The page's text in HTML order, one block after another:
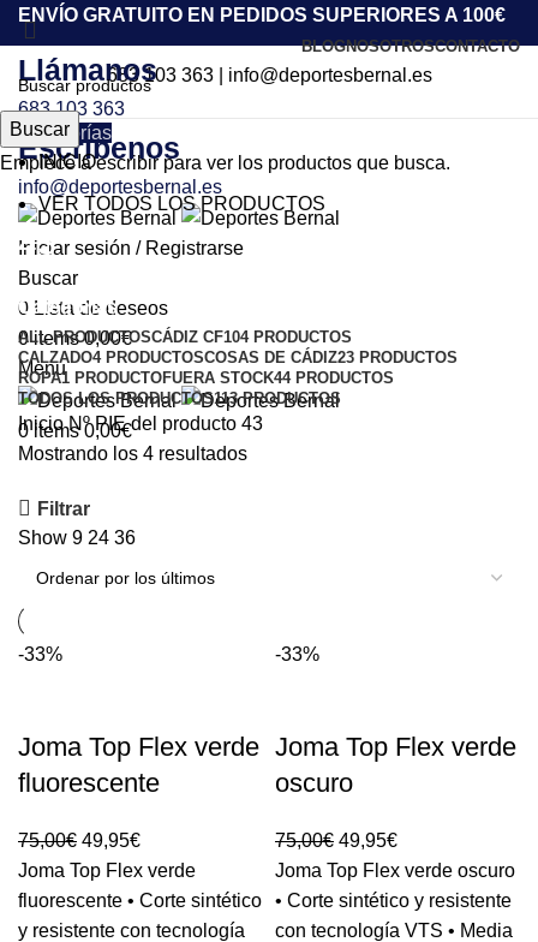
ENVÍO GRATUITO EN PEDIDOS SUPERIORES A 100€
BLOGNOSOTROSCONTACTO
683 103 363| info@deportesbernal.es
Llámanos
683 103 363
Escríbenos
info@deportesbernal.es
Iniciar sesión / Registrarse
Buscar
0 Lista de deseos
0items 0,00€
Menu
0items 0,00€
Categorías
INICIO
VER TODOS LOS PRODUCTOS
43
Categorías
ALL PRODUCTOSCÁDIZ CF104 PRODUCTOS
CALZADO4 PRODUCTOSCOSAS DE CÁDIZ23 PRODUCTOS
ROPA1 PRODUCTOFUERA STOCK44 PRODUCTOS
TODOS LOS PRODUCTOS113 PRODUCTOS
InicioNº PIE del producto 43
Mostrando los 4 resultados
Filtrar
Show 9 24 36
-33%
Joma Top Flex verde
fluorescente
75,00€ 49,95€
Joma Top Flex verde
fluorescente • Corte sintético
y resistente con tecnología
-33%
Joma Top Flex verde
oscuro
75,00€ 49,95€
Joma Top Flex verde oscuro
• Corte sintético y resistente
con tecnología VTS • Media
Buscar
Empiece a escribir para ver los productos que busca.